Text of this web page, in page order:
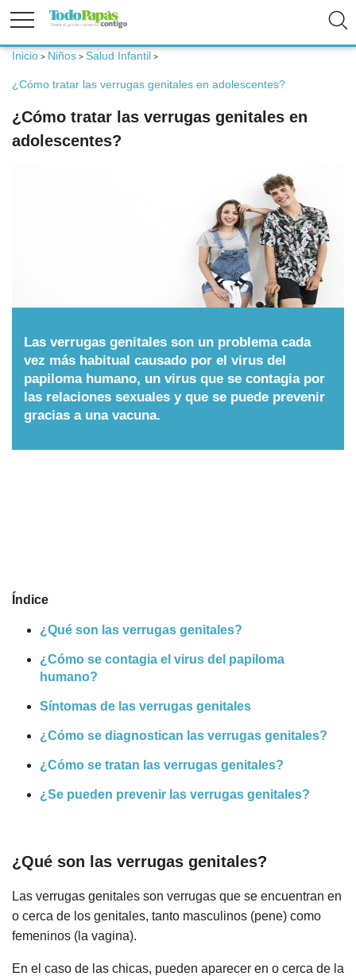
Embarazo
Nombres
Inicio > Niños > Salud Infantil >
¿Cómo tratar las verrugas genitales en adolescentes?
¿Cómo tratar las verrugas genitales en
adolescentes?
Las verrugas genitales son un problema cada
vez más habitual causado por el virus del
papiloma humano, un virus que se contagia por
las relaciones sexuales y que se puede prevenir
gracias a una vacuna.
Índice
¿Qué son las verrugas genitales?
¿Cómo se contagia el virus del papiloma
humano?
Síntomas de las verrugas genitales
¿Cómo se diagnostican las verrugas genitales?
¿Cómo se tratan las verrugas genitales?
¿Se pueden prevenir las verrugas genitales?
¿Qué son las verrugas genitales?
Las verrugas genitales son verrugas que se encuentran en
o cerca de los genitales, tanto masculinos (pene) como
femeninos (la vagina).
En el caso de las chicas, pueden aparecer en o cerca de la